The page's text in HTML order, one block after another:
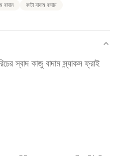
বাদাম কাটা বাদাম বাদাম
স্বাদ কাজু বাদাম স্ন্যাকস ফ্রাই